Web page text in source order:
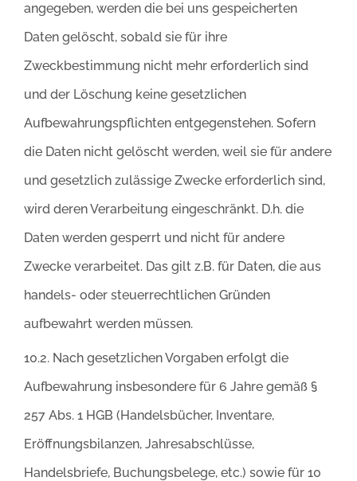
angegeben, werden die bei uns gespeicherten
Daten gelöscht, sobald sie für ihre
Zweckbestimmung nicht mehr erforderlich sind
und der Löschung keine gesetzlichen
Aufbewahrungspflichten entgegenstehen. Sofern
die Daten nicht gelöscht werden, weil sie für andere
und gesetzlich zulässige Zwecke erforderlich sind,
wird deren Verarbeitung eingeschränkt. D.h. die
Daten werden gesperrt und nicht für andere
Zwecke verarbeitet. Das gilt z.B. für Daten, die aus
handels- oder steuerrechtlichen Gründen
aufbewahrt werden müssen.
10.2. Nach gesetzlichen Vorgaben erfolgt die
Aufbewahrung insbesondere für 6 Jahre gemäß §
257 Abs. 1 HGB (Handelsbücher, Inventare,
Eröffnungsbilanzen, Jahresabschlüsse,
Handelsbriefe, Buchungsbelege, etc.) sowie für 10